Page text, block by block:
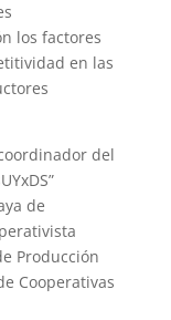
los factores
en las
del
de
Producción
Cooperativas